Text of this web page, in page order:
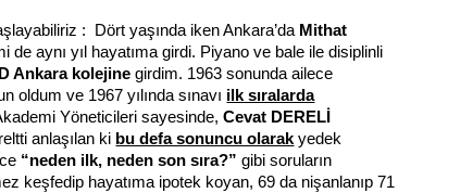
: Dört yaşında iken Ankara’da Mithat
de aynı yıl hayatıma girdi. Piyano ve bale ile disiplinli
Ankara kolejine girdim. 1963 sonunda ailece
oldum ve 1967 yılında sınavı ilk sıralarda
Yöneticileri sayesinde,Cevat DERELİ
anlaşılan ki bu defa sonuncu olarak yedek
“neden ilk, neden son sıra?” gibi soruların
keşfedip hayatıma ipotek koyan, 69 da nişanlanıp 71